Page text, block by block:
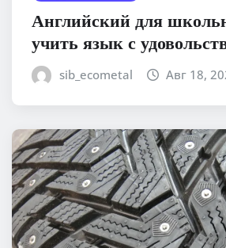
Английский для
учить язык с
sib_ecometal Авг 18,